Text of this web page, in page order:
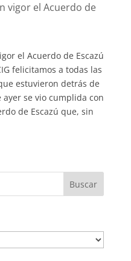
vigor el Acuerdo de
el Acuerdo de Escazú
felicitamos a todas las
estuvieron detrás de
se vio cumplida con
de Escazú que, sin